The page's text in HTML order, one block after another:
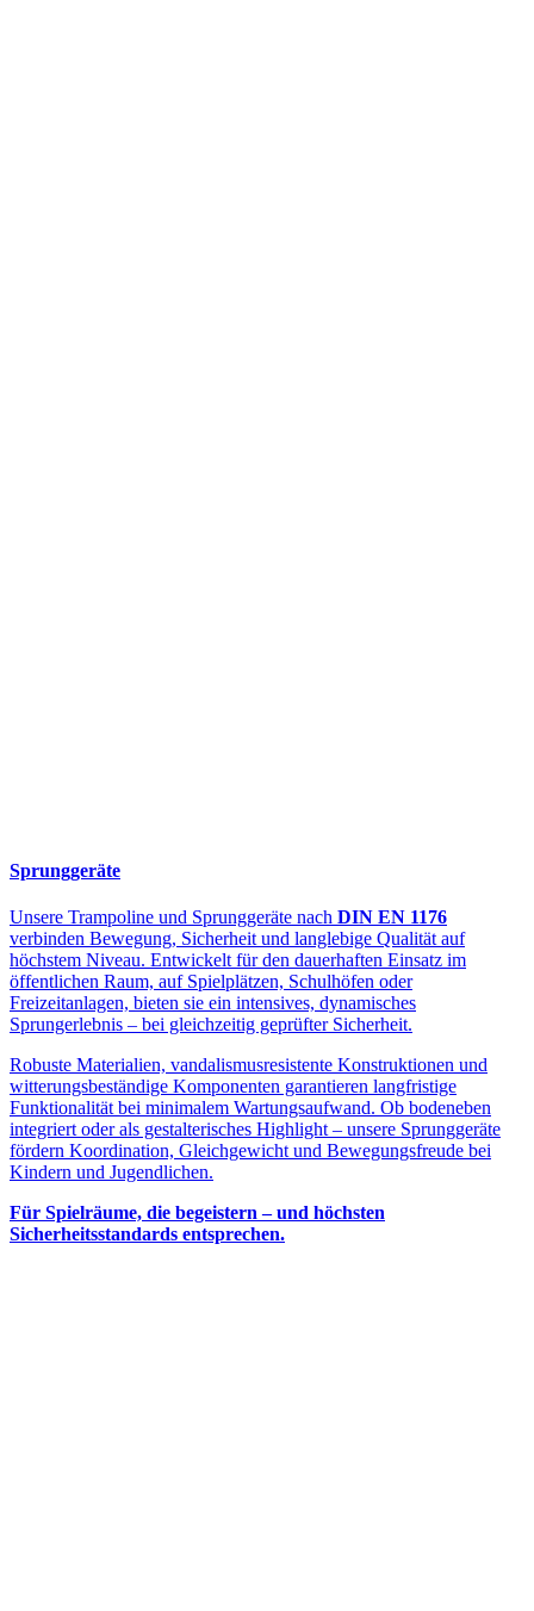
Sprunggeräte
Unsere Trampoline und Sprunggeräte nach DIN EN 1176
verbinden Bewegung, Sicherheit und langlebige Qualität auf
höchstem Niveau. Entwickelt für den dauerhaften Einsatz im
öffentlichen Raum, auf Spielplätzen, Schulhöfen oder
Freizeitanlagen, bieten sie ein intensives, dynamisches
Sprungerlebnis – bei gleichzeitig geprüfter Sicherheit.
Robuste Materialien, vandalismusresistente Konstruktionen und
witterungsbeständige Komponenten garantieren langfristige
Funktionalität bei minimalem Wartungsaufwand. Ob bodeneben
integriert oder als gestalterisches Highlight – unsere Sprunggeräte
fördern Koordination, Gleichgewicht und Bewegungsfreude bei
Kindern und Jugendlichen.
Für Spielräume, die begeistern – und höchsten
Sicherheitsstandards entsprechen.